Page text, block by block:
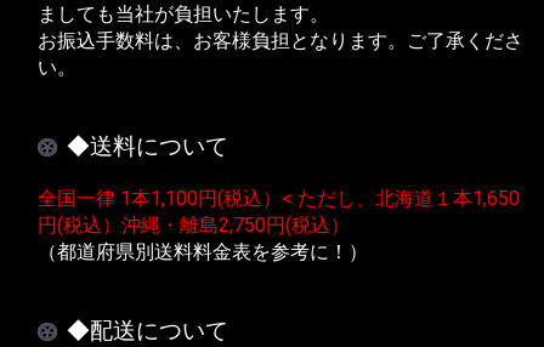
ましても当社が負担いたします。
お振込手数料は、お客様負担となります。ご了承くださ
い。
◆送料について
全国一律 1本1,100円(税込）< ただし、北海道１本1,650
円(税込）沖縄・離島2,750円(税込）
（都道府県別送料料金表を参考に！）
◆配送について